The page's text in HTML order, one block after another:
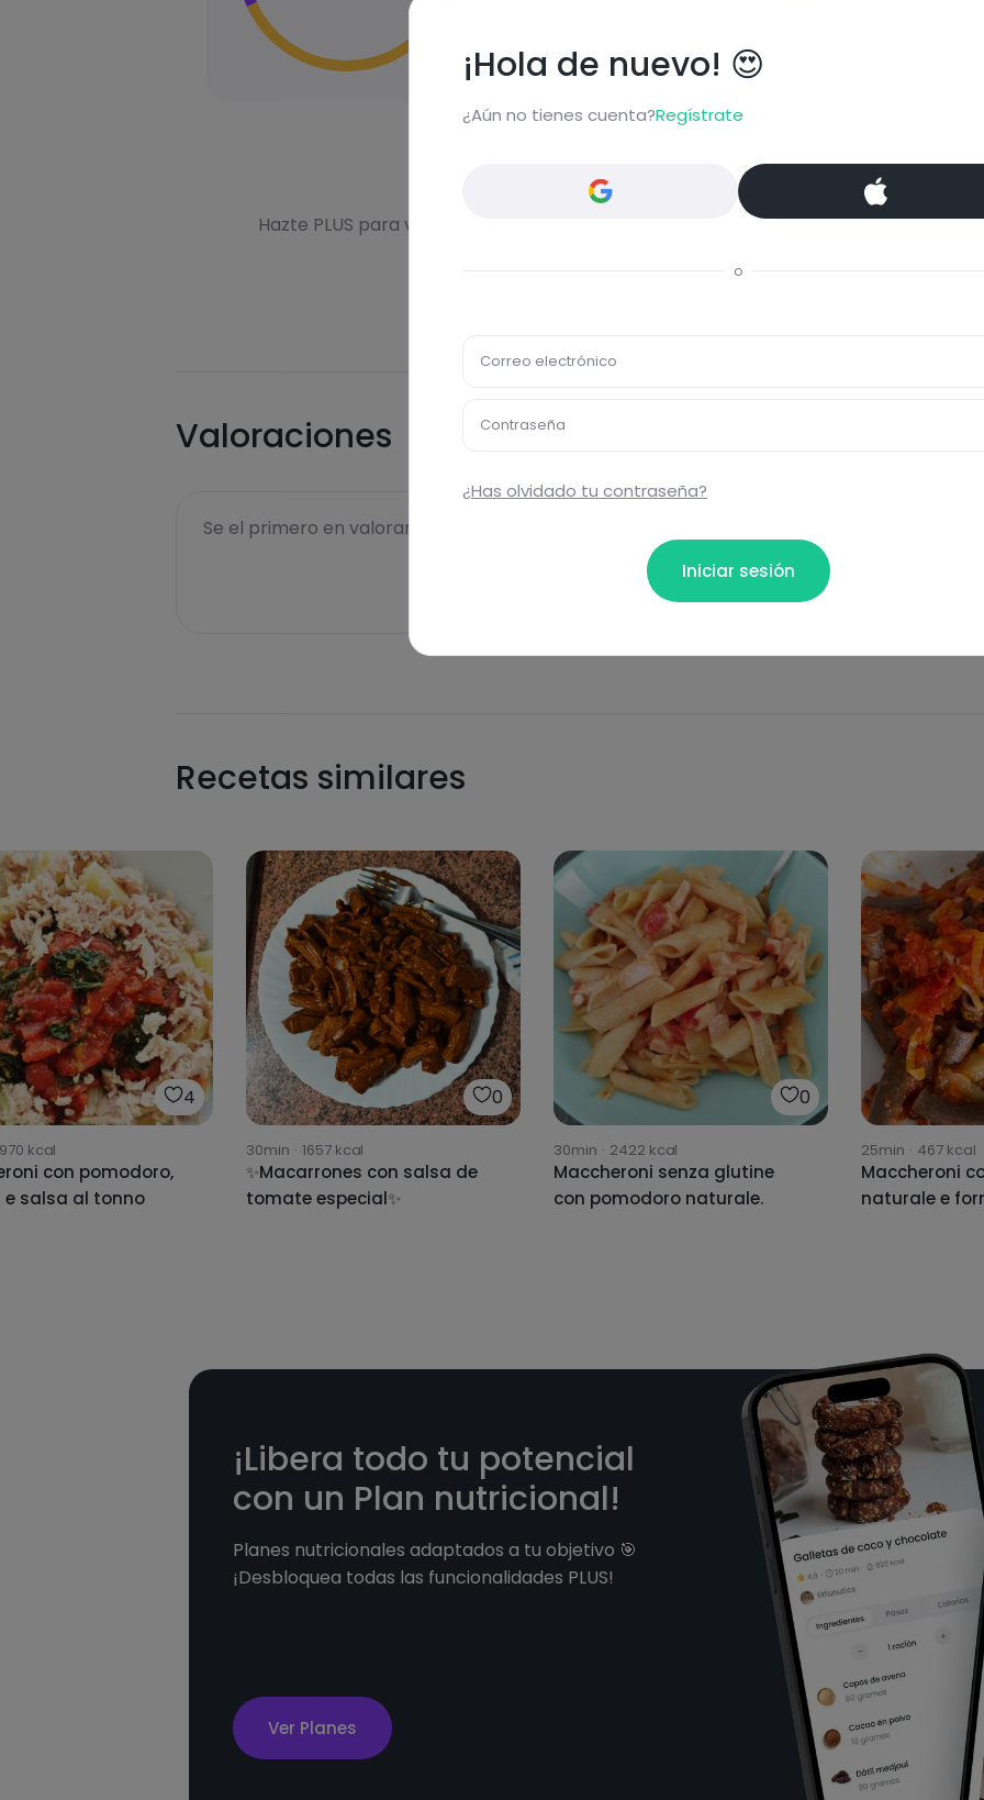
Desbloquear información
Hazte PLUS para ver la información nutricional de las recetas, y desbloquear
Pásate al PLUS
Valoraciones
Se el primero en valorar esta receta...
Comentar
Recetas similares
4
kcal
con pomodoro,
e salsa al tonno
0
30min · 1657kcal
✨Macarrones con salsa de
tomate especial✨
0
30min · 2422 kcal
Maccheroni senza glutine
con pomodoro naturale.
25min · 467kcal
Maccheroni
naturale e
¡Libera todo tu potencial
con un Plan nutricional!
Planes nutricionales adaptados a tu objetivo 🎯
¡Desbloquea todas las funcionalidades PLUS!
Ver Planes
¡Hola de nuevo! 😍
¿Aún no tienes cuenta?Regístrate
o
Correo electrónico
Contraseña
¿Has olvidado tu contraseña?
Iniciar sesión